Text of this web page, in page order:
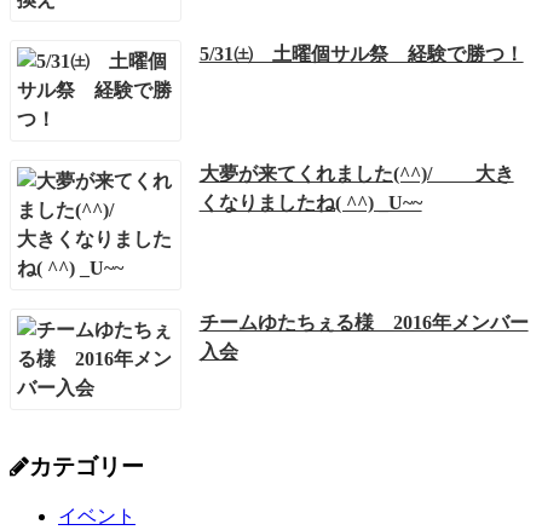
5/31㈯ 土曜個サル祭 経験で勝つ！
大夢が来てくれました(^^)/ 大き
くなりましたね( ^^) _U~~
チームゆたちぇる様 2016年メンバー
入会
カテゴリー
イベント